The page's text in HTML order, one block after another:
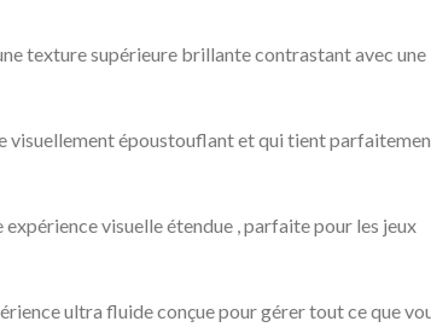
texture supérieure brillante contrastant avec une
visuellement époustouflant et qui tient
visuelle étendue , parfaite pour les jeux
ultra fluide conçue pour gérer tout ce que